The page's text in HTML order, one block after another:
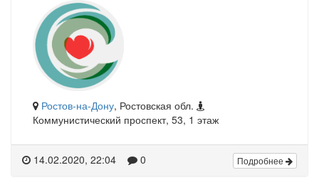
Ростов-на-Дону, Ростовская обл.
Коммунистический проспект, 53, 1 этаж
14.02.2020, 22:04 0 Подробнее